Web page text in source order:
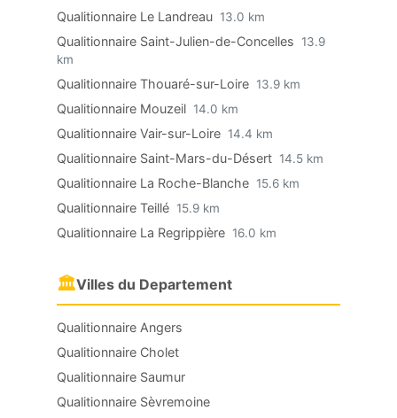
Qualitionnaire Le Landreau 13.0 km
Qualitionnaire Saint-Julien-de-Concelles
13.9
km
Qualitionnaire Thouaré-sur-Loire 13.9 km
Qualitionnaire Mouzeil 14.0 km
Qualitionnaire Vair-sur-Loire 14.4 km
Qualitionnaire Saint-Mars-du-Désert 14.5 km
Qualitionnaire La Roche-Blanche 15.6 km
Qualitionnaire Teillé 15.9 km
Qualitionnaire La Regrippière 16.0 km
🏛Villes du Departement
Qualitionnaire Angers
Qualitionnaire Cholet
Qualitionnaire Saumur
Qualitionnaire Sèvremoine